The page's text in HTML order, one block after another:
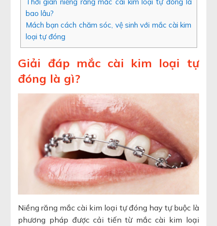
bao lâu?
Mách bạn cách chăm sóc, vệ sinh với mắc cài kim
loại tự đóng
Giải đáp mắc cài kim loại tự
đóng là gì?
Niềng răng mắc cài kim loại tự đóng hay tự buộc là
phương pháp được cải tiến từ mắc cài kim loại